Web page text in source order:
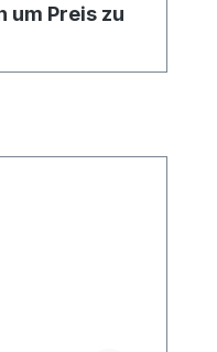
um Preis zu